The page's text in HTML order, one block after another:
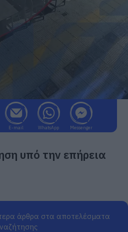
E-mail WhatsApp Messenger
υπό την επήρεια
άρθρα στα αποτελέσματα